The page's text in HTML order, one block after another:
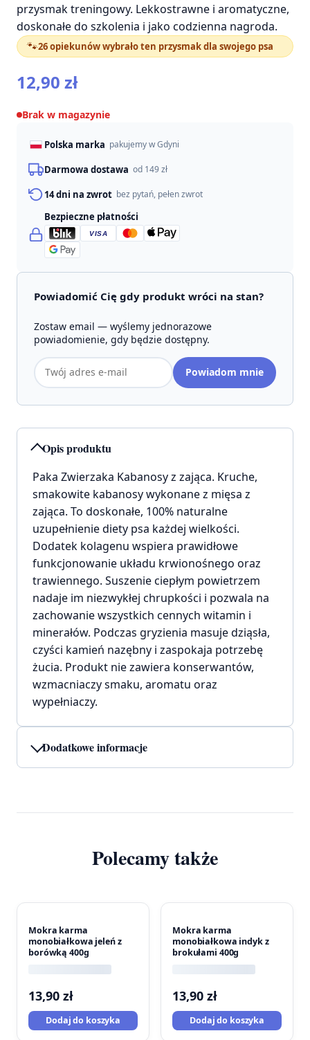
Opis produktu
Paka Zwierzaka Kabanosy z zająca. Kruche,
smakowite kabanosy wykonane z mięsa z
zająca. To doskonałe, 100% naturalne
uzupełnienie diety psa każdej wielkości.
Dodatek kolagenu wspiera prawidłowe
funkcjonowanie układu krwionośnego oraz
trawiennego. Suszenie ciepłym powietrzem
nadaje im niezwykłej chrupkości i pozwala na
zachowanie wszystkich cennych witamin i
minerałów. Podczas gryzienia masuje dziąsła,
czyści kamień nazębny i zaspokaja potrzebę
żucia. Produkt nie zawiera konserwantów,
wzmacniaczy smaku, aromatu oraz
wypełniaczy.
Dodatkowe informacje
przysmak treningowy. Lekkostrawne i aromatyczne,
doskonałe do szkolenia i jako codzienna nagroda.
🐾26 opiekunów wybrało ten przysmak dla swojego psa
12,90 zł
Brak w magazynie
Polska marka pakujemy w Gdyni
Darmowa dostawa od 149 zł
14 dni na zwrot bez pytań, pełen zwrot
Bezpieczne płatności
VISA
Powiadomić Cię gdy produkt wróci na stan?
Zostaw email — wyślemy jednorazowe
powiadomienie, gdy będzie dostępny.
Adres
email
Powiadom mnie
Polecamy także
Mokra karma
monobiałkowa jeleń z
borówką 400g
13,90 zł
Dodaj do koszyka
Mokra karma
monobiałkowa indyk z
brokułami 400g
13,90 zł
Dodaj do koszyka